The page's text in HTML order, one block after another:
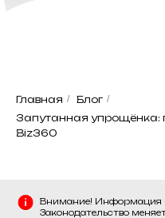
Главная / Блог /
Запутанная упрощёнка:
Biz360
Внимание! Информация
Законодательство